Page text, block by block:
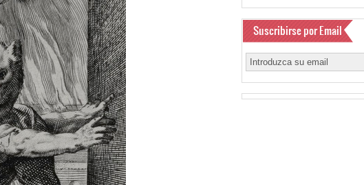
Suscribirse por Email